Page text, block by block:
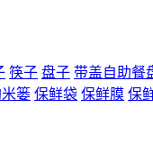
筷子 盘子 带盖自助餐
篓 保鲜袋 保鲜膜 保